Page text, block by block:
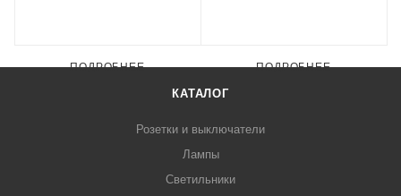
ПОДРОБНЕЕ ПОДРОБНЕЕ
КАТАЛОГ
Розетки и выключатели
Лампы
Светильники